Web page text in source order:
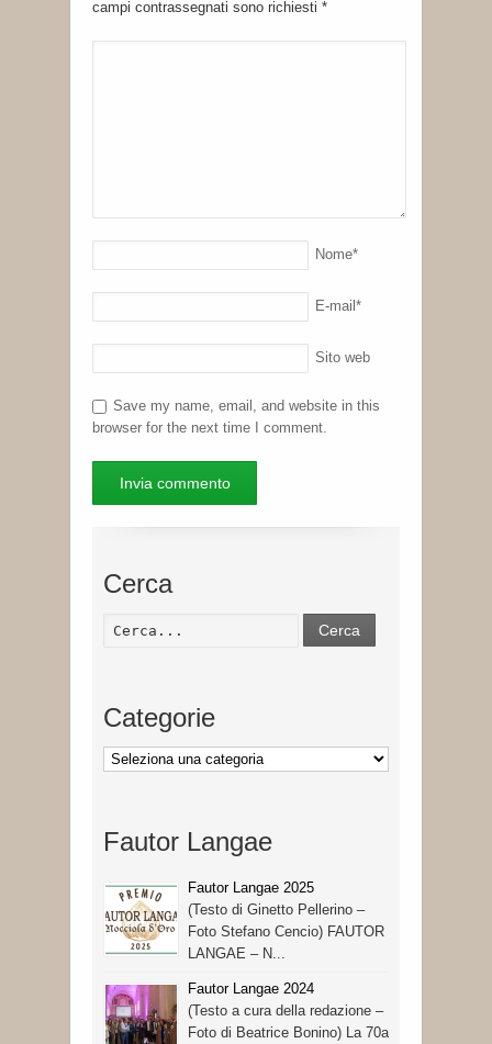
campi contrassegnati sono richiesti *
Nome*
E-mail *
Sito web
Save my name, email, and website in this
browser for the next time I comment.
Cerca
Cerca
Categorie
Categorie
Fautor Langae
Fautor Langae 2025
(Testo di Ginetto Pellerino –
Foto Stefano Cencio) FAUTOR
LANGAE – N...
Fautor Langae 2024
(Testo a cura della redazione –
Foto di Beatrice Bonino) La 70a